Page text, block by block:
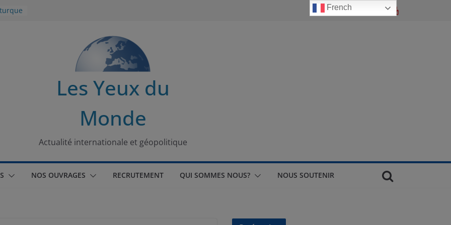
Les Yeux du
Monde
Actualité internationale et géopolitique
NOS OUVRAGES RECRUTEMENT QUI SOMMES NOUS? NOUS SOUTENIR
French